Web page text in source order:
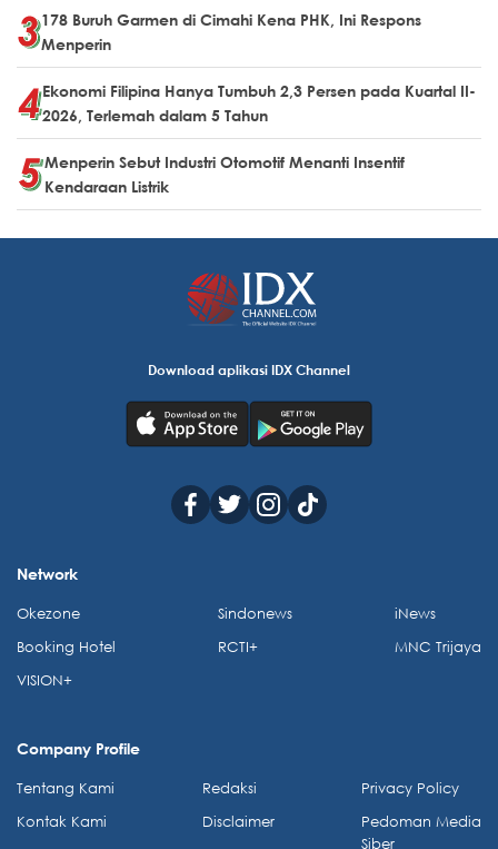
178 Buruh Garmen di Cimahi Kena PHK, Ini Respons
Menperin
Ekonomi Filipina Hanya Tumbuh 2,3 Persen pada Kuartal II-
2026, Terlemah dalam 5 Tahun
Menperin Sebut Industri Otomotif Menanti Insentif
Kendaraan Listrik
Download aplikasi IDX Channel
Network
Okezone
Booking Hotel
VISION+
Sindonews
RCTI+
iNews
MNC Trijaya
Company Profile
Tentang Kami
Kontak Kami
Redaksi
Disclaimer
Privacy Policy
Pedoman Media
Siber